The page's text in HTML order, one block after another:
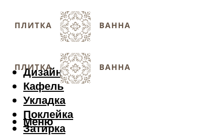
Дизайн
Кафель
Укладка
Поклейка
Затирка
Меню